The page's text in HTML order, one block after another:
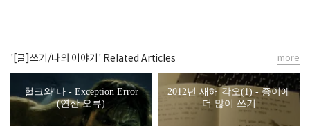
'[글]쓰기/나의 이야기' Related Articles
헐크와 나 - Exception Error
(연산 오류)
2012년 새해 각오(1) - 종이에
더 많이 쓰기
more